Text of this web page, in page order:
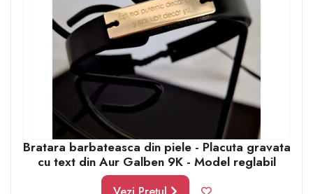
ideală pentru a surprinde un bărbat - fie el soț, iubit,
fiu, coleg de muncă sau frate, într-un mod special și
memorabil.
Bratara barbateasca din piele - Placuta gravata
cu text din Aur Galben 9K - Model reglabil